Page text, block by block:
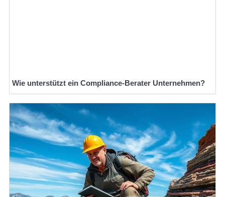
Wie unterstützt ein Compliance-Berater Unternehmen?